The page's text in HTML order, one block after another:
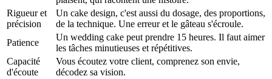
Rigueur et
précision
Un cake design, c'est aussi du dosage, des proportions,
de la technique. Une erreur et le gâteau s'écroule.
Patience
Un wedding cake peut prendre 15 heures. Il faut aimer
les tâches minutieuses et répétitives.
Capacité
d'écoute
Vous écoutez votre client, comprenez son envie,
décodez sa vision.